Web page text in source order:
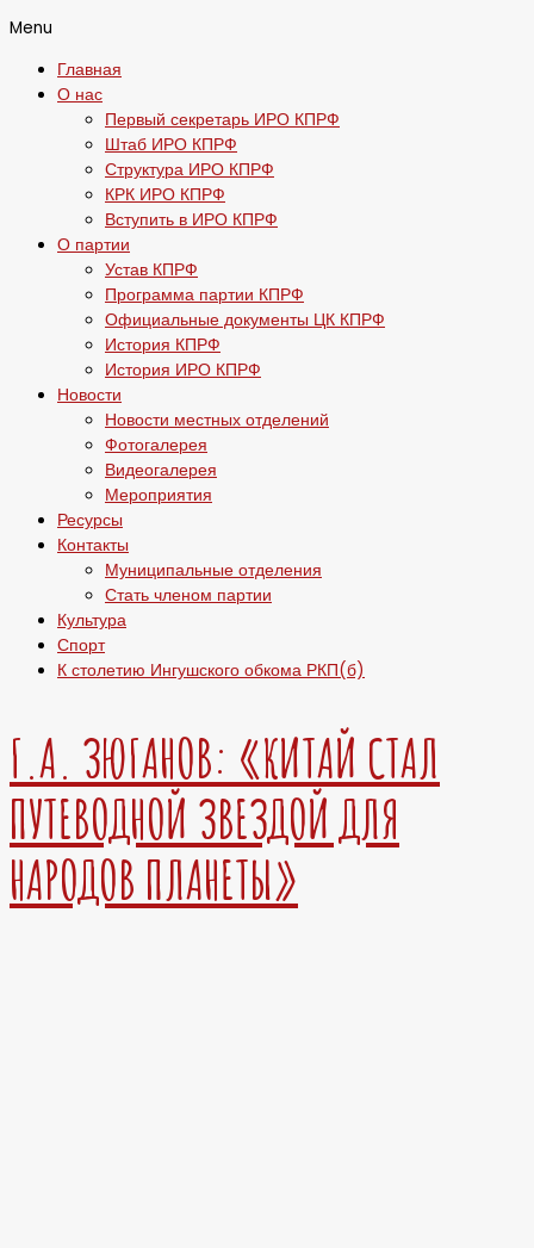
Menu
Главная
О нас
Первый секретарь ИРО КПРФ
Штаб ИРО КПРФ
Структура ИРО КПРФ
КРК ИРО КПРФ
Вступить в ИРО КПРФ
О партии
Устав КПРФ
Программа партии КПРФ
Официальные документы ЦК КПРФ
История КПРФ
История ИРО КПРФ
Новости
Новости местных отделений
Фотогалерея
Видеогалерея
Мероприятия
Ресурсы
Контакты
Муниципальные отделения
Стать членом партии
Культура
Спорт
К столетию Ингушского обкома РКП(б)
Г.А. ЗЮГАНОВ: «КИТАЙ СТАЛ
ПУТЕВОДНОЙ ЗВЕЗДОЙ ДЛЯ
НАРОДОВ ПЛАНЕТЫ»